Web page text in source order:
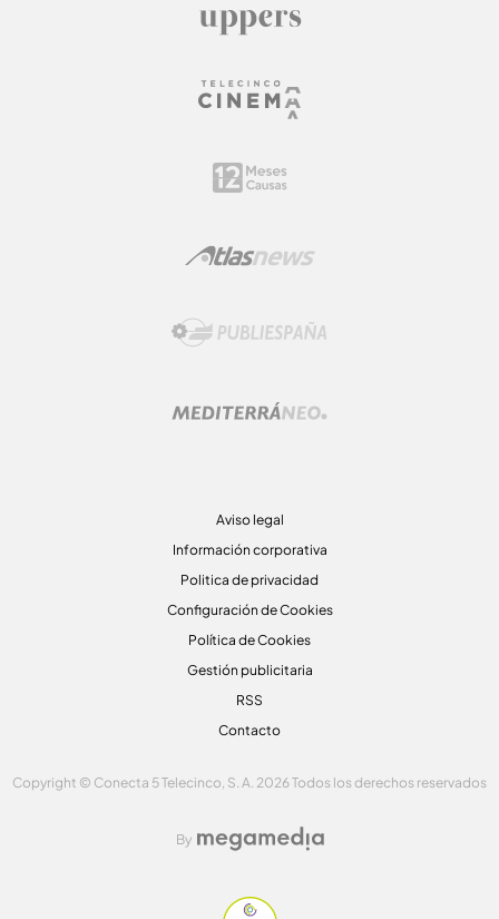
Aviso legal
Información corporativa
Politica de privacidad
Configuración de Cookies
Política de Cookies
Gestión publicitaria
RSS
Contacto
Copyright © Conecta 5 Telecinco, S. A. 2026 Todos los derechos reservados
By